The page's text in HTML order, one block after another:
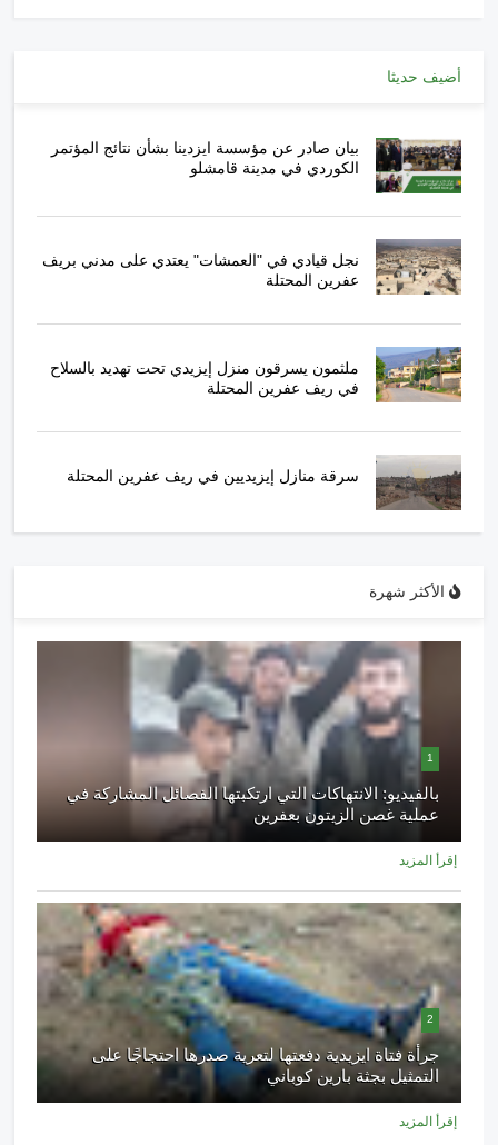
أضيف حديثا
بيان صادر عن مؤسسة ايزدينا بشأن نتائج المؤتمر
الكوردي في مدينة قامشلو
نجل قيادي في "العمشات" يعتدي على مدني بريف
عفرين المحتلة
ملثمون يسرقون منزل إيزيدي تحت تهديد بالسلاح
في ريف عفرين المحتلة
سرقة منازل إيزيديين في ريف عفرين المحتلة
الأكثر شهرة
1
بالفيديو: الانتهاكات التي ارتكبتها الفصائل المشاركة في
عملية غصن الزيتون بعفرين
إقرأ المزيد
2
جرأة فتاة ايزيدية دفعتها لتعرية صدرها احتجاجًا على
التمثيل بجثة بارين كوباني
إقرأ المزيد